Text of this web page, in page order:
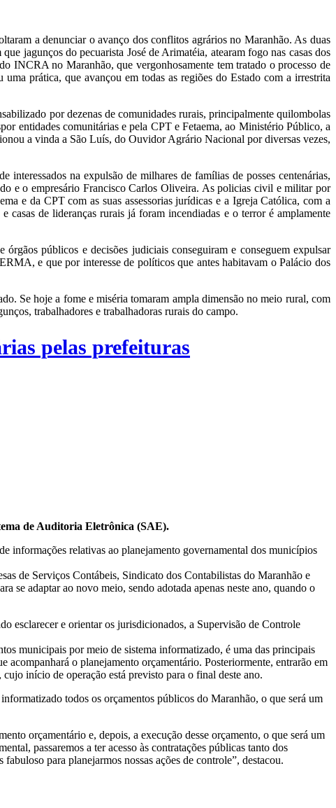
a denunciar o avanço dos conflitos agrários no Maranhão. As duas
jagunços do pecuarista José de Arimatéia, atearam fogo nas casas dos
INCRA no Maranhão, que vergonhosamente tem tratado o processo de
prática, que avançou em todas as regiões do Estado com a irrestrita
por dezenas de comunidades rurais, principalmente quilombolas
entidades comunitárias e pela CPT e Fetaema, ao Ministério Público, a
a vinda a São Luís, do Ouvidor Agrário Nacional por diversas vezes,
na expulsão de milhares de famílias de posses centenárias,
e o empresário Francisco Carlos Oliveira. As policias civil e militar por
e da CPT com as suas assessorias jurídicas e a Igreja Católica, com a
casas de lideranças rurais já foram incendiadas e o terror é amplamente
públicos e decisões judiciais conseguiram e conseguem expulsar
e que por interesse de políticos que antes habitavam o Palácio dos
Se hoje a fome e miséria tomaram ampla dimensão no meio rural, com
trabalhadores e trabalhadoras rurais do campo.
pelas prefeituras
de Auditoria Eletrônica (SAE).
informações relativas ao planejamento governamental dos municípios
de Serviços Contábeis, Sindicato dos Contabilistas do Maranhão e
se adaptar ao novo meio, sendo adotada apenas neste ano, quando o
esclarecer e orientar os jurisdicionados, a Supervisão de Controle
municipais por meio de sistema informatizado, é uma das principais
acompanhará o planejamento orçamentário. Posteriormente, entrarão em
início de operação está previsto para o final deste ano.
todos os orçamentos públicos do Maranhão, o que será um
orçamentário e, depois, a execução desse orçamento, o que será um
passaremos a ter acesso às contratações públicas tanto dos
para planejarmos nossas ações de controle”, destacou.